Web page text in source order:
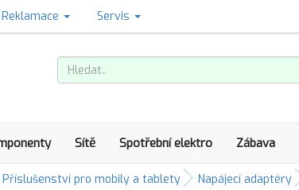
Reklamace Servis
Sítě Spotřební elektro Zábava
Příslušenství pro mobily a tablety Napájecí adaptéry